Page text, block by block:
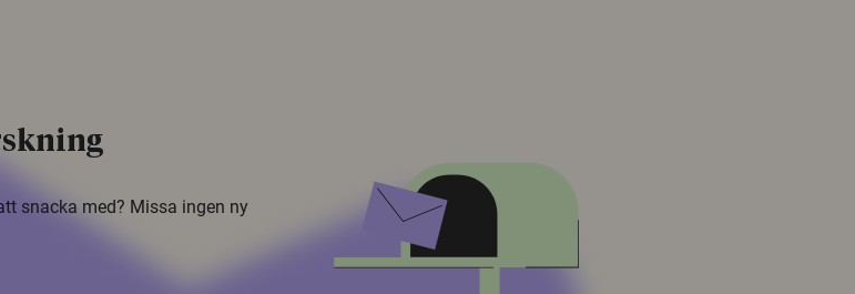
snacka med? Missa ingen ny